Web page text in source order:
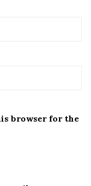
browser for the